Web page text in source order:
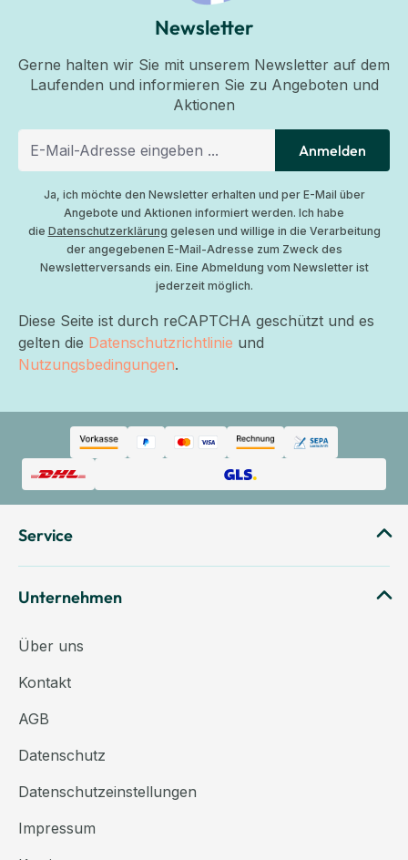
Newsletter
Gerne halten wir Sie mit unserem Newsletter auf dem
Laufenden und informieren Sie zu Angeboten und
Aktionen
Anmelden
Ja, ich möchte den Newsletter erhalten und per E-Mail über
Angebote und Aktionen informiert werden. Ich habe
die Datenschutzerklärung gelesen und willige in die Verarbeitung
der angegebenen E-Mail-Adresse zum Zweck des
Newsletterversands ein. Eine Abmeldung vom Newsletter ist
jederzeit möglich.
Diese Seite ist durch reCAPTCHA geschützt und es
gelten die Datenschutzrichtlinie und
Nutzungsbedingungen.
Service
Unternehmen
Über uns
Kontakt
AGB
Datenschutz
Datenschutzeinstellungen
Impressum